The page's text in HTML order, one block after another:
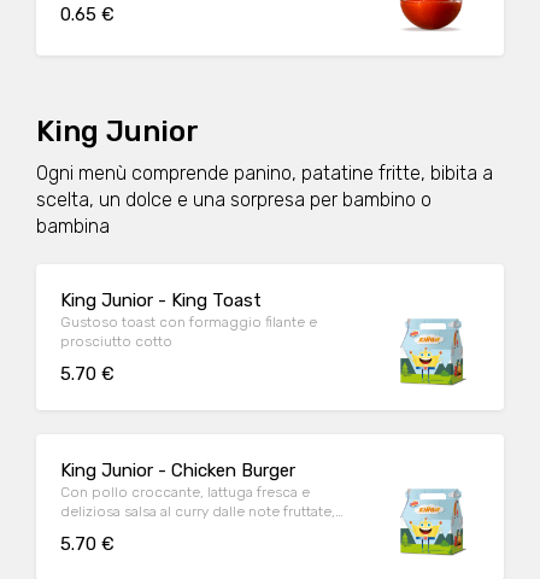
0.65 €
King Junior
Ogni menù comprende panino, patatine fritte, bibita a
scelta, un dolce e una sorpresa per bambino o
bambina
King Junior - King Toast
Gustoso toast con formaggio filante e
prosciutto cotto
5.70 €
King Junior - Chicken Burger
Con pollo croccante, lattuga fresca e
deliziosa salsa al curry dalle note fruttate,
placare la voglia di pollo fuoripasto.
5.70 €